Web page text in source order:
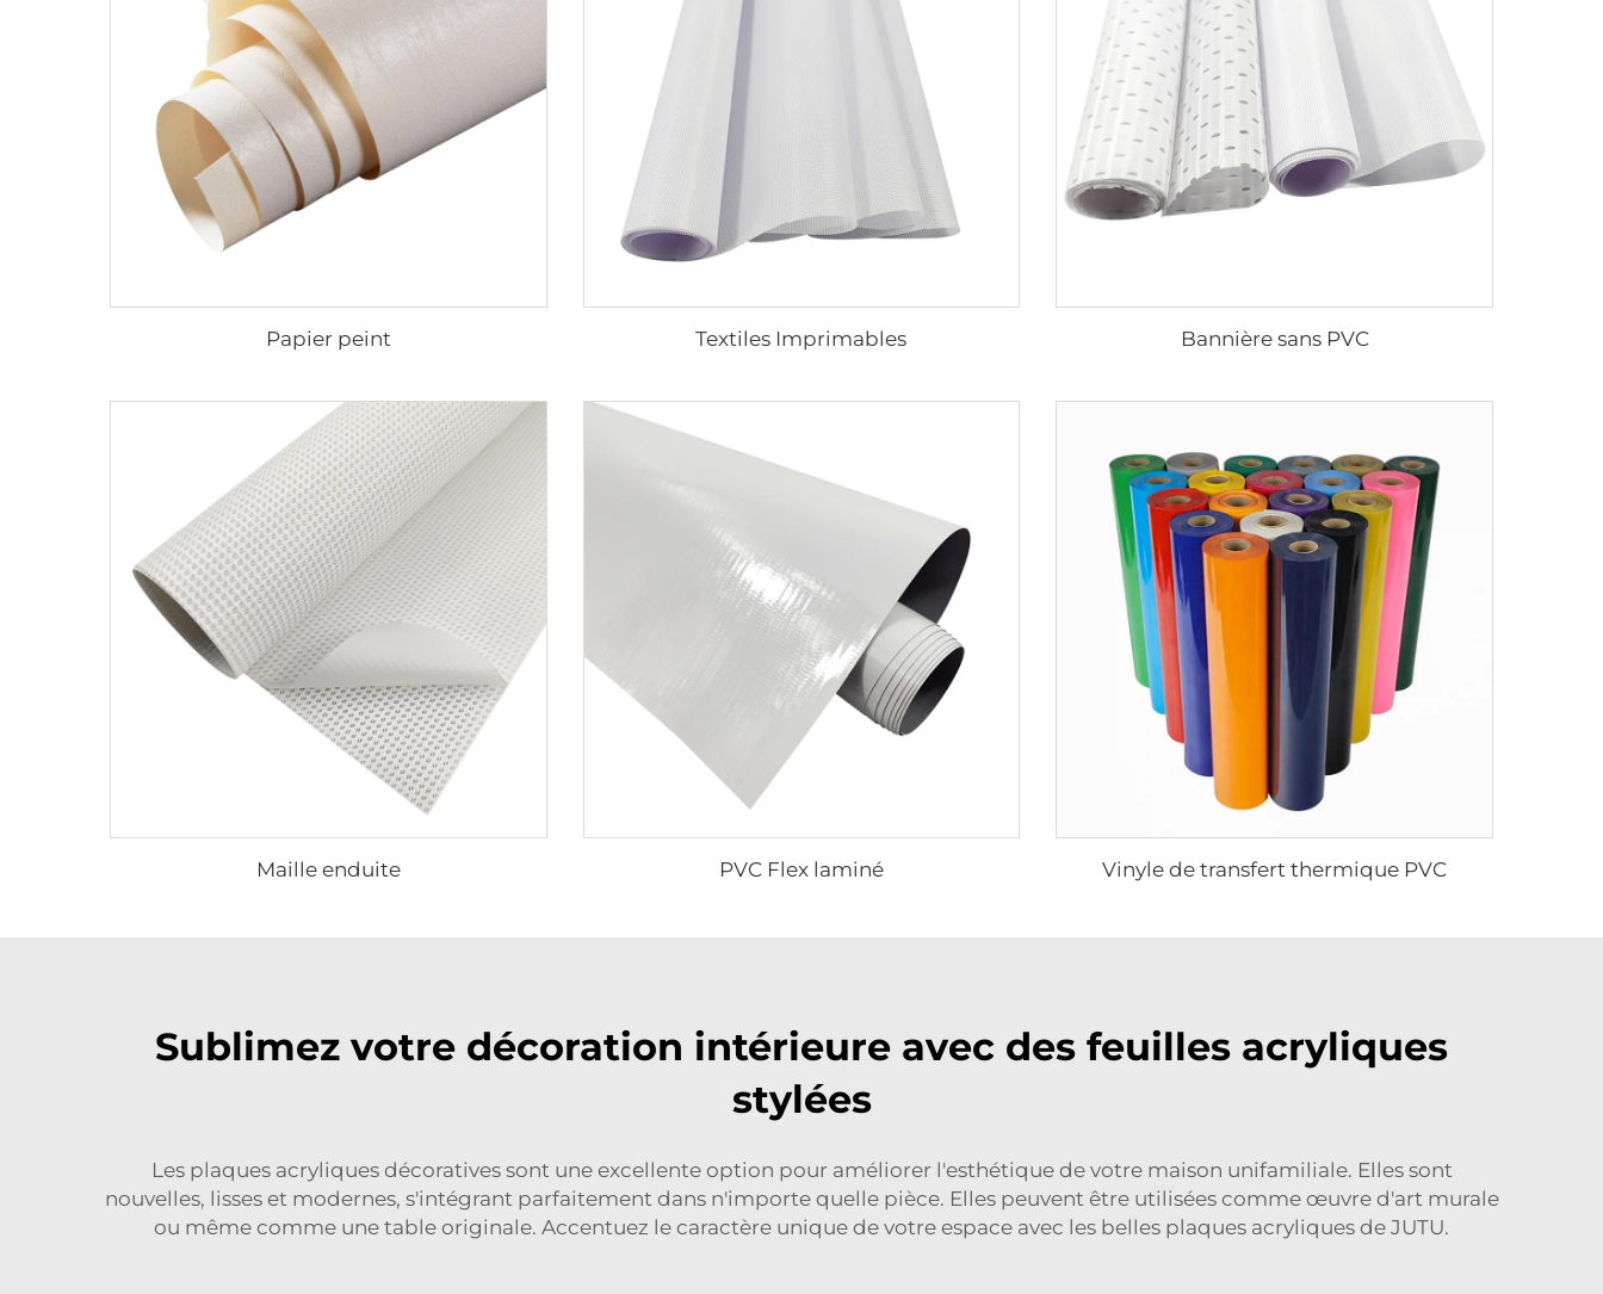
Papier peint Textiles Imprimables Bannière sans PVC
Maille enduite PVC Flex laminé Vinyle de transfert thermique PVC
Sublimez votre décoration intérieure avec des feuilles acryliques
stylées
Les plaques acryliques décoratives sont une excellente option pour améliorer l'esthétique de votre maison unifamiliale. Elles sont
nouvelles, lisses et modernes, s'intégrant parfaitement dans n'importe quelle pièce. Elles peuvent être utilisées comme œuvre d'art murale
ou même comme une table originale. Accentuez le caractère unique de votre espace avec les belles plaques acryliques de JUTU.